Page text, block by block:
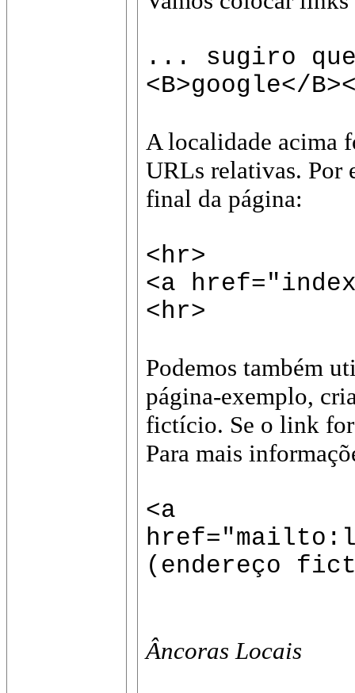
... sugiro que
<B>google</
A localidade acima
URLs relativas. Por
final da página:
<hr>
<a
<hr>
Podemos também
página-exemplo,
fictício. Se o link for
Para mais
<a
(endereço
Âncoras Locais